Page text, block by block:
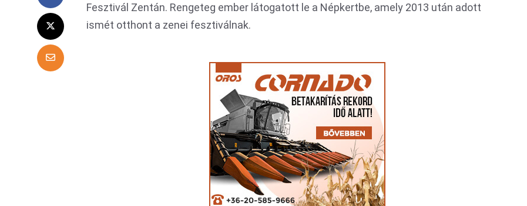
Fesztivál Zentán. Rengeteg ember látogatott le a Népkertbe, amely 2013 után adott
ismét otthont a zenei fesztiválnak.